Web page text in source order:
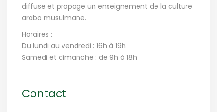
diffuse et propage un enseignement de la culture
arabo musulmane.
Horaires :
Du lundi au vendredi : 16h à 19h
Samedi et dimanche : de 9h à 18h
Contact